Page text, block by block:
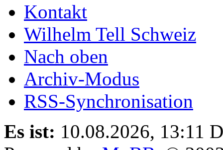
Kontakt
Wilhelm Tell Schweiz
Nach oben
Archiv-Modus
RSS-Synchronisation
Es ist: 10.08.2026, 13:11